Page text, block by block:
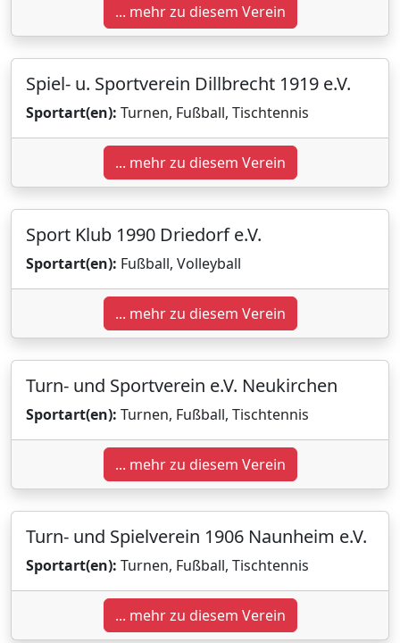
... mehr zu diesem Verein
Spiel- u. Sportverein Dillbrecht 1919 e.V.
Sportart(en): Turnen, Fußball, Tischtennis
... mehr zu diesem Verein
Sport Klub 1990 Driedorf e.V.
Sportart(en): Fußball, Volleyball
... mehr zu diesem Verein
Turn- und Sportverein e.V. Neukirchen
Sportart(en): Turnen, Fußball, Tischtennis
... mehr zu diesem Verein
Turn- und Spielverein 1906 Naunheim e.V.
Sportart(en): Turnen, Fußball, Tischtennis
... mehr zu diesem Verein